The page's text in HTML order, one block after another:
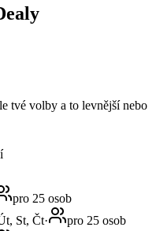
tvé volby a to levnější nebo
pro 25 osob
St, Čt·
pro 25 osob